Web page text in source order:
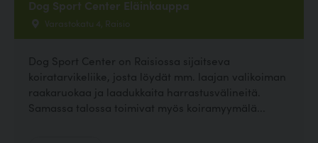
Dog Sport Center Eläinkauppa
Varastokatu 4, Raisio
Dog Sport Center on Raisiossa sijaitseva
koiratarvikeliike, josta löydät mm. laajan valikoiman
raakaruokaa ja laadukkaita harrastusvälineitä.
Samassa talossa toimivat myös koiramyymälä...